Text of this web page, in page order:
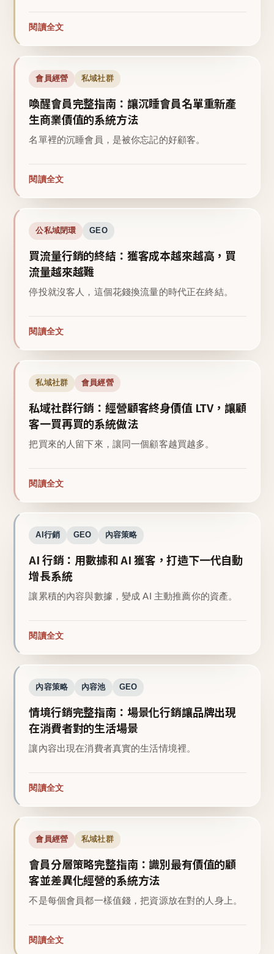
閱讀全文
會員經營 私域社群
喚醒會員完整指南：讓沉睡會員名單重新產
生商業價值的系統方法
名單裡的沉睡會員，是被你忘記的好顧客。
閱讀全文
公私域閉環 GEO
買流量行銷的終結：獲客成本越來越高，買
流量越來越難
停投就沒客人，這個花錢換流量的時代正在終結。
閱讀全文
私域社群 會員經營
私域社群行銷：經營顧客終身價值 LTV，讓顧
客一買再買的系統做法
把買來的人留下來，讓同一個顧客越買越多。
閱讀全文
AI行銷 GEO 內容策略
AI 行銷：用數據和 AI 獲客，打造下一代自動
增長系統
讓累積的內容與數據，變成 AI 主動推薦你的資產。
閱讀全文
內容策略 內容池 GEO
情境行銷完整指南：場景化行銷讓品牌出現
在消費者對的生活場景
讓內容出現在消費者真實的生活情境裡。
閱讀全文
會員經營 私域社群
會員分層策略完整指南：識別最有價值的顧
客並差異化經營的系統方法
不是每個會員都一樣值錢，把資源放在對的人身上。
閱讀全文